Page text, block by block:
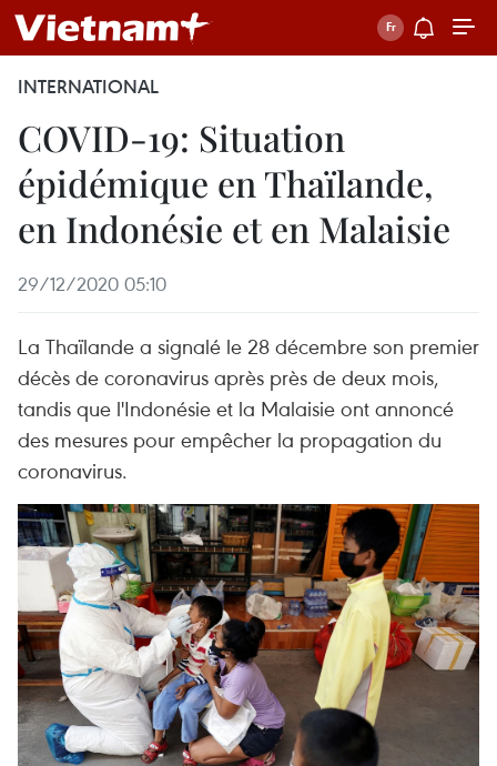
INTERNATIONAL
COVID-19: Situation
épidémique en Thaïlande,
en Indonésie et en Malaisie
29/12/2020 05:10
La Thaïlande a signalé le 28 décembre son premier
décès de coronavirus après près de deux mois,
tandis que l'Indonésie et la Malaisie ont annoncé
des mesures pour empêcher la propagation du
coronavirus.